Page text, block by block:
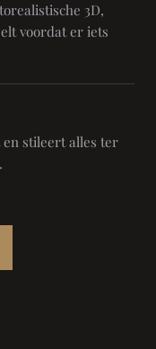
3D,
voordat er iets
en stileert alles ter